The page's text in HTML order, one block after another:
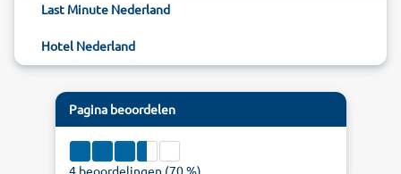
Last Minute Nederland
Hotel Nederland
Pagina beoordelen
4beoordelingen (70%)